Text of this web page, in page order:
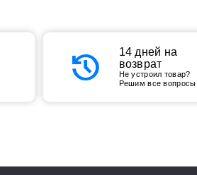
history
14 дней на
возврат
Не устроил товар?
Решим все вопросы